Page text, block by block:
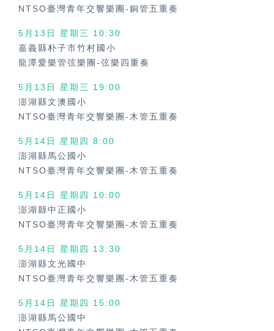
NTSO臺灣青年交響樂團-銅管五重奏
5月13日 星期三 10:30
嘉義縣朴子市竹村國小
龍潭愛樂管弦樂團-弦樂四重奏
5月13日 星期三 19:00
澎湖縣文澳國小
NTSO臺灣青年交響樂團-木管五重奏
5月14日 星期四 8:00
澎湖縣馬公國小
NTSO臺灣青年交響樂團-木管五重奏
5月14日 星期四 10:00
澎湖縣中正國小
NTSO臺灣青年交響樂團-木管五重奏
5月14日 星期四 13:30
澎湖縣文光國中
NTSO臺灣青年交響樂團-木管五重奏
5月14日 星期四 15:00
澎湖縣馬公國中